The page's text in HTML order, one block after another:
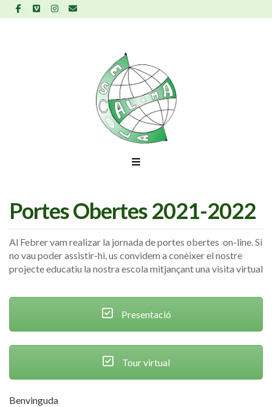
Portes Obertes 2021-2022
Al Febrer vam realizar la jornada de portes obertes on-line. Si
no vau poder assistir-hi, us convidem a conèixer el nostre
projecte educatiu la nostra escola mitjançant una visita virtual
Presentació
Tour virtual
Benvinguda